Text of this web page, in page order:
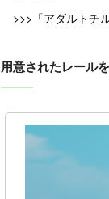
>>>「アダルトチ
用意されたレール